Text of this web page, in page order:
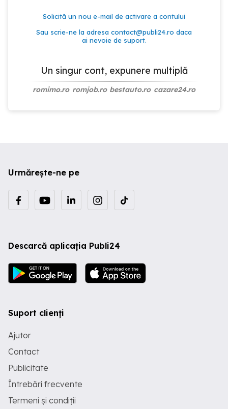
Solicită un nou e-mail de activare a contului
Sau scrie-ne la adresa contact@publi24.ro daca
ai nevoie de suport.
Un singur cont, expunere multiplă
romimo.ro romjob.ro bestauto.ro cazare24.ro
Urmărește-ne pe
Descarcă aplicația Publi24
Suport clienți
Ajutor
Contact
Publicitate
Întrebări frecvente
Termeni și condiții